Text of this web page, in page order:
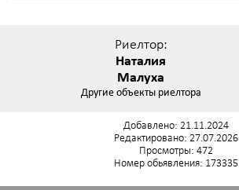
Риелтор:
Наталия
Малуха
Другие объекты риелтора
Добавлено: 21.11.2024
Редактировано: 27.07.2026
Просмотры: 472
Номер обьявления: 173335